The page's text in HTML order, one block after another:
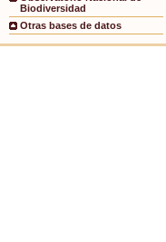
Biodiversidad
Otras bases de datos